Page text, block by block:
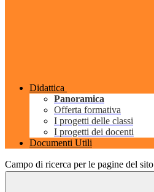
Didattica
Panoramica
Offerta formativa
I progetti delle classi
I progetti dei docenti
Documenti Utili
Campo di ricerca per le pagine del sito